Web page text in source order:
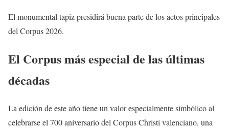
El monumental tapiz presidirá buena parte de los actos principales
del Corpus 2026.
El Corpus más especial de las últimas
décadas
La edición de este año tiene un valor especialmente simbólico al
celebrarse el 700 aniversario del Corpus Christi valenciano, una